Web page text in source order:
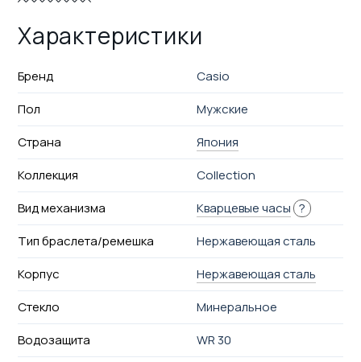
Характеристики
Бренд
Casio
Пол
Мужские
Страна
Япония
Коллекция
Collection
Вид механизма
Кварцевые часы ?
Тип браслета/ремешка
Нержавеющая сталь
Корпус
Нержавеющая сталь
Стекло
Минеральное
Водозащита
WR 30